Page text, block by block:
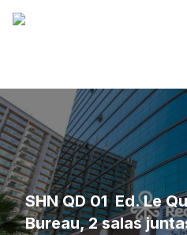
SHN QD 01  Ed. Le
Bureau, 2 salas